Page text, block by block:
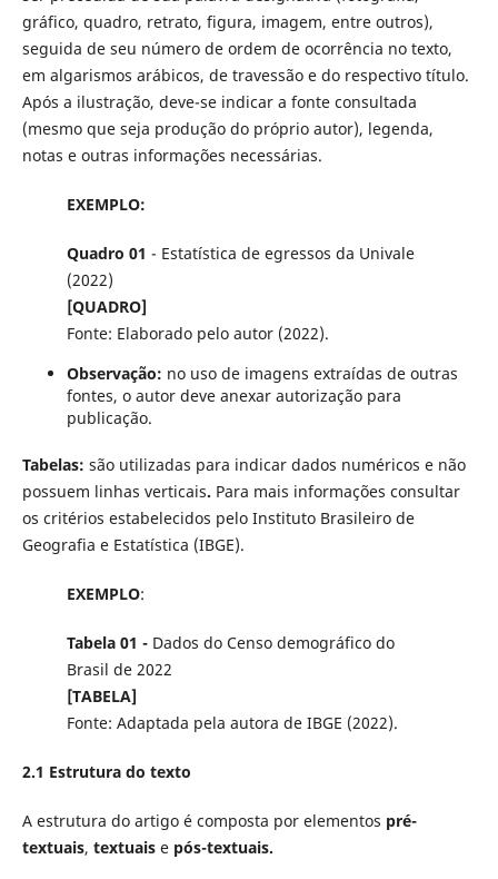
gráfico, quadro, retrato, figura, imagem, entre outros),
seguida de seu número de ordem de ocorrência no texto,
em algarismos arábicos, de travessão e do respectivo título.
Após a ilustração, deve-se indicar a fonte consultada
(mesmo que seja produção do próprio autor), legenda,
notas e outras informações necessárias.
EXEMPLO:
Quadro 01 - Estatística de egressos da Univale
(2022)
[QUADRO]
Fonte: Elaborado pelo autor (2022).
Observação: no uso de imagens extraídas de outras
fontes, o autor deve anexar autorização para
publicação.
Tabelas: são utilizadas para indicar dados numéricos e não
possuem linhas verticais. Para mais informações consultar
os critérios estabelecidos pelo Instituto Brasileiro de
Geografia e Estatística (IBGE).
EXEMPLO:
Tabela 01 -Dados do Censo demográfico do
Brasil de 2022
[TABELA]
Fonte: Adaptada pela autora de IBGE (2022).
2.1 Estrutura do texto
A estrutura do artigo é composta por elementos pré-
textuais, textuais e pós-textuais.